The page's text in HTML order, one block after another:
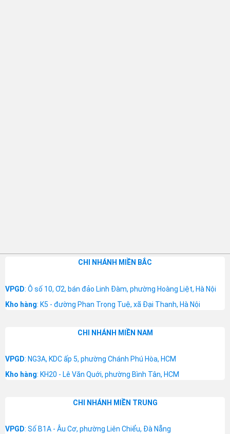
CHI NHÁNH MIỀN BẮC
VPGD: Ô số 10, Ơ2, bán đảo Linh Đàm, phường Hoàng Liệt, Hà Nội
Kho hàng: K5 - đường Phan Trọng Tuệ, xã Đại Thanh, Hà Nội
CHI NHÁNH MIỀN NAM
VPGD: NG3A, KDC ấp 5, phường Chánh Phú Hòa, HCM
Kho hàng: KH20 - Lê Văn Quới, phường Bình Tân, HCM
CHI NHÁNH MIỀN TRUNG
VPGD: Số B1A - Âu Cơ, phường Liên Chiểu, Đà Nẵng